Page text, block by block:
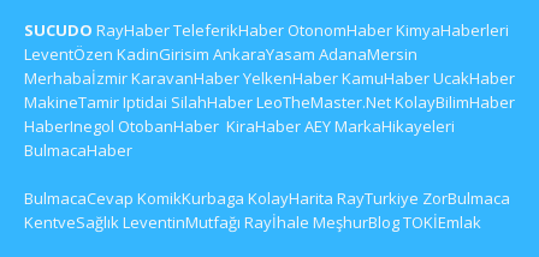
SUCUDO RayHaberTeleferikHaber OtonomHaberKimyaHaberleri
LeventÖzen KadinGirisim AnkaraYasam AdanaMersin
MerhabaİzmirKaravanHaberYelkenHaberKamuHaberUcakHaber
MakineTamirIptidai SilahHaberLeoTheMaster.NetKolayBilimHaber
HaberInegol OtobanHaber KiraHaberAEYMarkaHikayeleri
BulmacaHaber
BulmacaCevap KomikKurbaga KolayHarita RayTurkiye ZorBulmaca
KentveSağlıkLeventinMutfağı Rayİhale MeşhurBlogTOKİEmlak